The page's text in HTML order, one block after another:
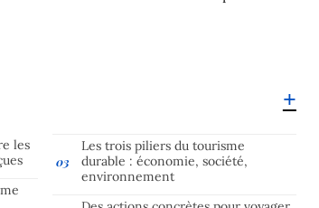
les
Les trois piliers du tourisme
durable : économie, société,
environnement